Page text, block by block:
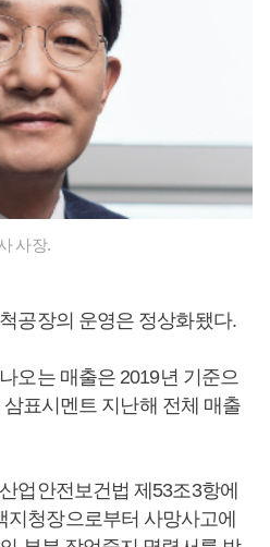
사장.
공장의 운영은 정상화됐다.
오는 매출은 2019년 기준으
표시멘트 지난해 전체 매출
업안전보건법 제53조3항에
청장으로부터 사망사고에